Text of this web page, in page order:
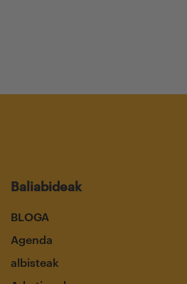
Baliabideak
BLOGA
Agenda
albisteak